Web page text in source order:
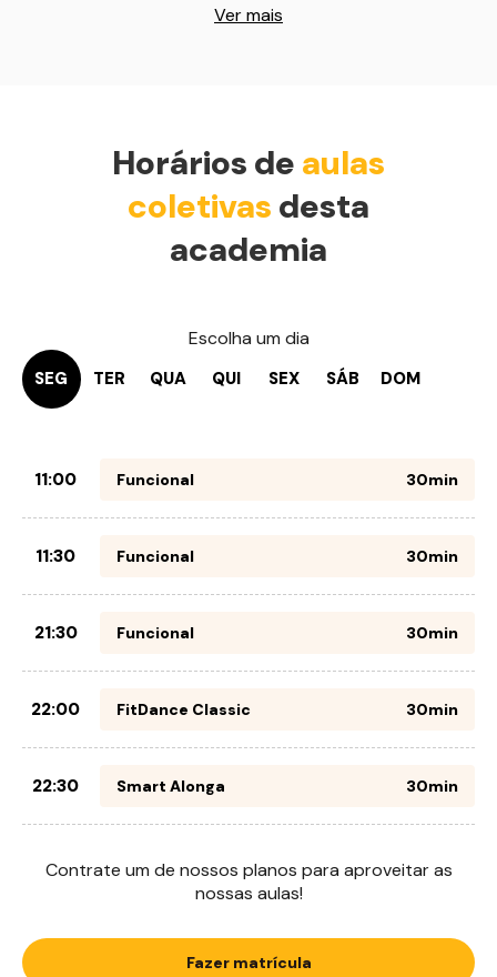
Ver mais
Horários de aulas
coletivas desta
academia
Escolha um dia
SEG TER QUA QUI SEX SÁB DOM
11:00 Funcional 30min
11:30 Funcional 30min
21:30 Funcional 30min
22:00 FitDance Classic 30min
22:30 Smart Alonga 30min
Contrate um de nossos planos para aproveitar as
nossas aulas!
Fazer matrícula